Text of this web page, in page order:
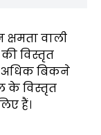
वाली
विस्तृत
अधिक बिकने
के विस्तृत
हैं।